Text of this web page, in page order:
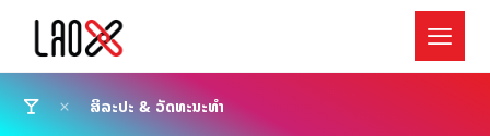
ສິລະປະ & ວັດທະນະທຳ